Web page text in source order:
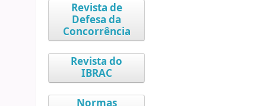
Revista de
Defesa da
Concorrência
Revista do
IBRAC